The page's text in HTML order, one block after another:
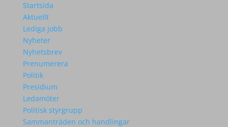
Startsida
Aktuellt
Lediga jobb
Nyheter
Nyhetsbrev
Prenumerera
Politik
Presidium
Ledamöter
Politisk styrgrupp
Sammanträden och handlingar